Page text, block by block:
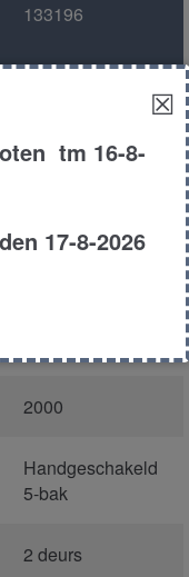
133196
354 titan zilver
2000
Handgeschakeld
5-bak
2 deurs
☒
tm 16-8-
17-8-2026